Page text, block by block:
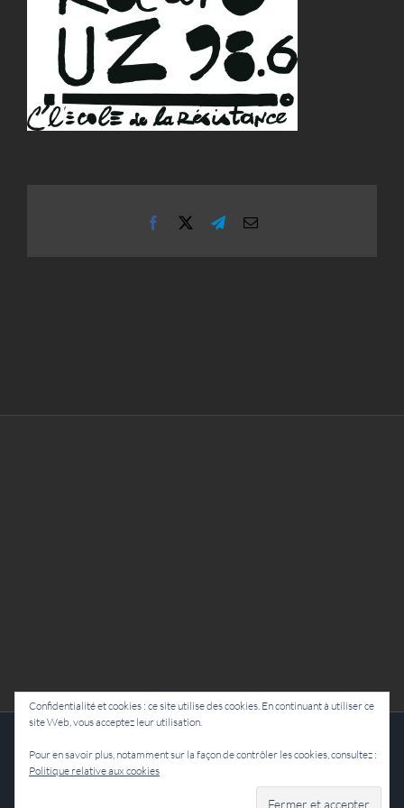
Facebook TelegramEmail
Confidentialité et cookies : ce site utilise des cookies. En continuant à utiliser ce
site Web, vous acceptez leur utilisation.
Pour en savoir plus, notamment sur la façon de contrôler les cookies, consultez :
Politique relative aux cookies